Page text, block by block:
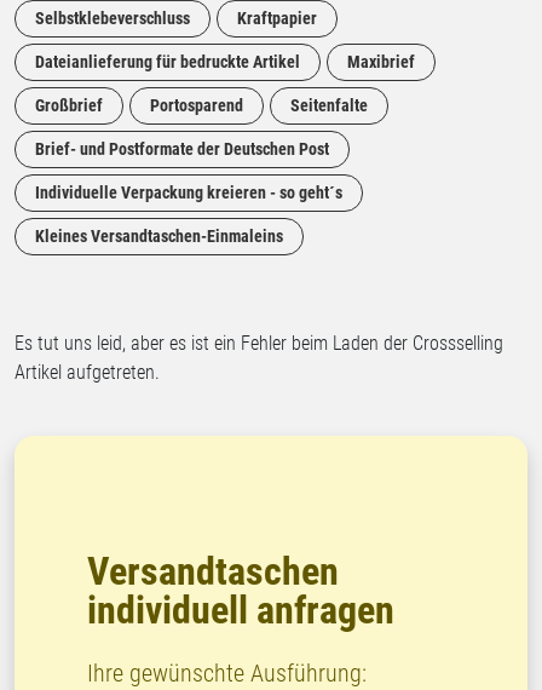
Selbstklebeverschluss Kraftpapier
Dateianlieferung für bedruckte Artikel Maxibrief
Großbrief Portosparend Seitenfalte
Brief- und Postformate der Deutschen Post
Individuelle Verpackung kreieren - so geht´s
Kleines Versandtaschen-Einmaleins
Es tut uns leid, aber es ist ein Fehler beim Laden der Crossselling
Artikel aufgetreten.
Versandtaschen
individuell anfragen
Ihre gewünschte Ausführung: